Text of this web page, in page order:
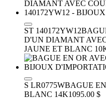
ST 140172YW12
D'UN DIAMANT
JAUNE ET BLANC
S LR0775WBAGUE
BLANC 14K1095.00 $